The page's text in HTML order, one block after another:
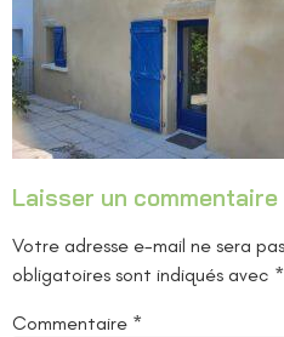
Laisser un commentaire
Votre adresse e-mail ne sera
obligatoires sont indiqués avec *
Commentaire *